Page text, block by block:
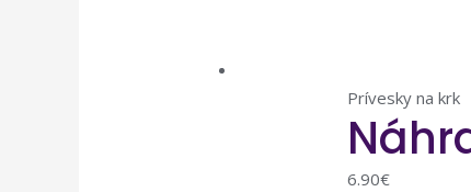
Prívesky na krk
6.90€